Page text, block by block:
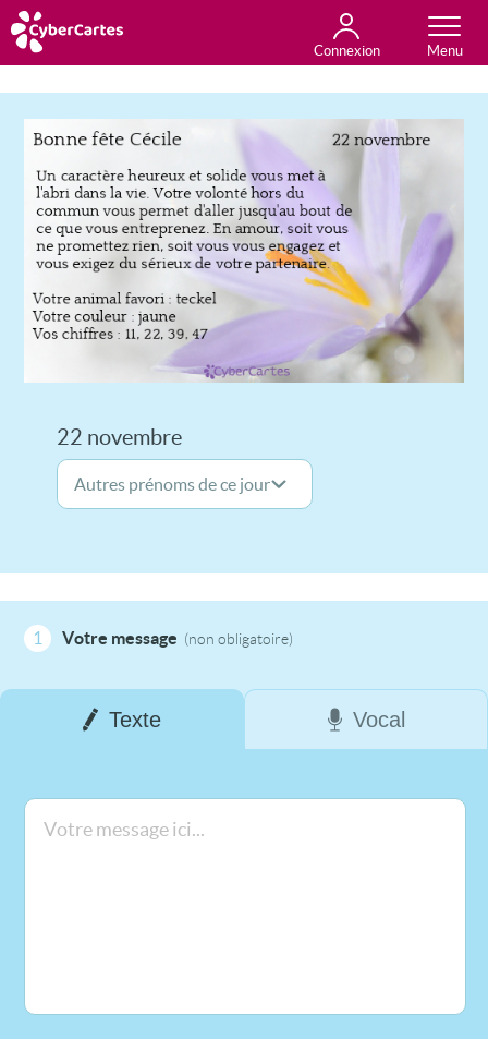
Connexion
Anniversaire
Fête du jour
Amour
Amitié
Merci
Toutes les cartes
22 novembre
1 Votre message (non obligatoire)
Texte Vocal